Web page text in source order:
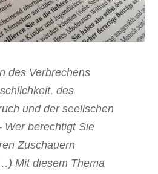
des Verbrechens
des
und der seelischen
Wer berechtigt Sie
Zuschauern
Mit diesem Thema